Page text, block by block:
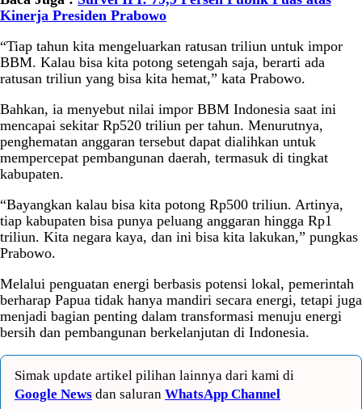
Kinerja Presiden Prabowo
“Tiap tahun kita mengeluarkan ratusan triliun untuk impor
BBM. Kalau bisa kita potong setengah saja, berarti ada
ratusan triliun yang bisa kita hemat,” kata Prabowo.
Bahkan, ia menyebut nilai impor BBM Indonesia saat ini
mencapai sekitar Rp520 triliun per tahun. Menurutnya,
penghematan anggaran tersebut dapat dialihkan untuk
mempercepat pembangunan daerah, termasuk di tingkat
kabupaten.
“Bayangkan kalau bisa kita potong Rp500 triliun. Artinya,
tiap kabupaten bisa punya peluang anggaran hingga Rp1
triliun. Kita negara kaya, dan ini bisa kita lakukan,” pungkas
Prabowo.
Melalui penguatan energi berbasis potensi lokal, pemerintah
berharap Papua tidak hanya mandiri secara energi, tetapi juga
menjadi bagian penting dalam transformasi menuju energi
bersih dan pembangunan berkelanjutan di Indonesia.
Simak update artikel pilihan lainnya dari kami di
Google News dan saluran WhatsApp Channel